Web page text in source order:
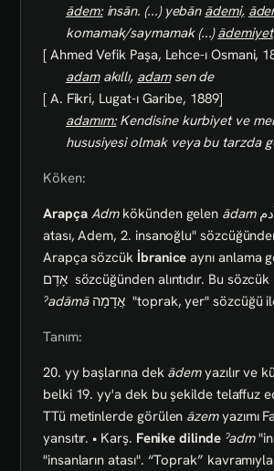
ādem:insān. (...) yebān ādemi,
komamak/saymamak (...)ādemiyet
[ Ahmed Vefik Paşa, Lehce-ı Osmani,
adamakıllı, adamsen de
[ A. Fikri, Lugat-ı Garibe, 1889]
adamım:Kendisine kurbiyet ve
hususiyesi olmak veya bu tarzda
Köken:
Arapça Admkökünden gelen ādam
atası, Adem, 2. insanoğlu" sözcüğünden
Arapça sözcük İbraniceaynı anlama
אָדָם sözcüğünden alıntıdır. Bu sözcük
ˀadāmā
"toprak, yer" sözcüğü
Tanım:
20. yy başlarına dek ādemyazılır ve
belki 19. yy'a dek bu şekilde telaffuz
TTü metinlerde görülen āzemyazımı
yansıtır. • Karş. Fenike dilinde ˀadm
"insanların atası". “Toprak”